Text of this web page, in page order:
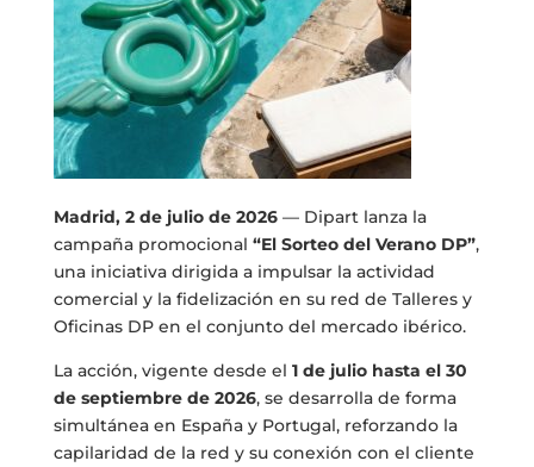
Madrid, 2 de julio de 2026— Dipart lanza la
campaña promocional “El Sorteo del Verano DP”,
una iniciativa dirigida a impulsar la actividad
comercial y la fidelización en su red de Talleres y
Oficinas DP en el conjunto del mercado ibérico.
La acción, vigente desde el 1 de julio hasta el 30
de septiembre de 2026, se desarrolla de forma
simultánea en España y Portugal, reforzando la
capilaridad de la red y su conexión con el cliente